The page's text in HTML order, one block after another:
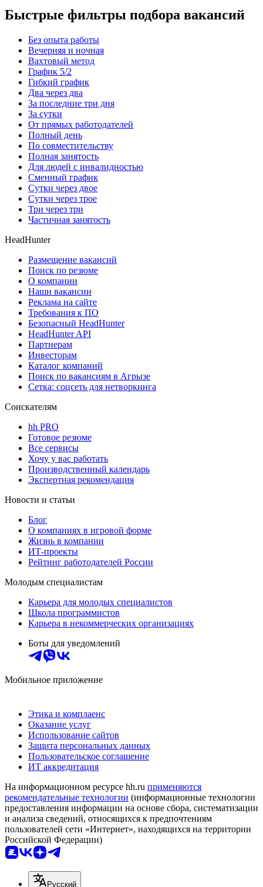
Быстрые фильтры подбора вакансий
Без опыта работы
Вечерняя и ночная
Вахтовый метод
График 5/2
Гибкий график
Два через два
За последние три дня
За сутки
От прямых работодателей
Полный день
По совместительству
Полная занятость
Для людей с инвалидностью
Сменный график
Сутки через двое
Сутки через трое
Три через три
Частичная занятость
HeadHunter
Размещение вакансий
Поиск по резюме
О компании
Наши вакансии
Реклама на сайте
Требования к ПО
Безопасный HeadHunter
HeadHunter API
Партнерам
Инвесторам
Каталог компаний
Поиск по вакансиям в Агрызе
Сетка: соцсеть для нетворкинга
Соискателям
hh PRO
Готовое резюме
Все сервисы
Хочу у вас работать
Производственный календарь
Экспертная рекомендация
Новости и статьи
Блог
О компаниях в игровой форме
Жизнь в компании
ИТ-проекты
Рейтинг работодателей России
Молодым специалистам
Карьера для молодых специалистов
Школа программистов
Карьера в некоммерческих организациях
Боты для уведомлений
Мобильное приложение
Этика и комплаенс
Оказание услуг
Использование сайтов
Защита персональных данных
Пользовательское соглашение
ИТ аккредитация
На информационном ресурсе hh.ru применяются
рекомендательные технологии (информационные технологии
предоставления информации на основе сбора, систематизации
и анализа сведений, относящихся к предпочтениям
пользователей сети «Интернет», находящихся на территории
Российской Федерации)
Русский